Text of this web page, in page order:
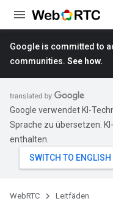
Google is committed to
communities. See how.
Google verwendet KI-
Sprache zu übersetzen.
enthalten.
WebRTC Leitfäden